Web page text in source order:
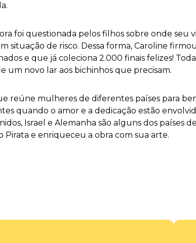
foi questionada pelos filhos sobre onde seu
de risco. Dessa forma, Caroline
e que já coleciona 2.000 finais felizes!
um novo lar aos bichinhos que precisam.
reúne mulheres de diferentes países para
quando o amor e a dedicação estão
Israel e Alemanha são alguns dos países
e enriqueceu a obra com sua arte.